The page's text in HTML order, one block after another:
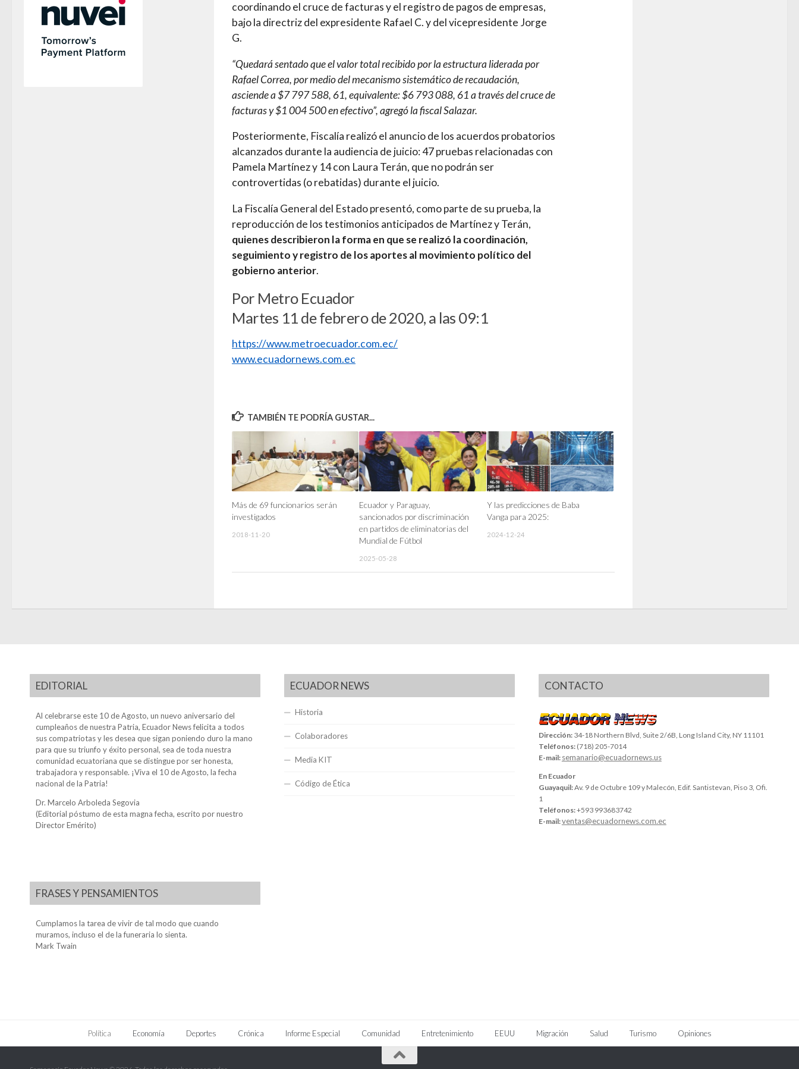
coordinando el cruce de facturas y el registro de pagos de empresas,
bajo la directriz del expresidente Rafael C. y del vicepresidente Jorge
G.
“Quedará sentado que el valor total recibido por la estructura liderada por
Rafael Correa, por medio del mecanismo sistemático de recaudación,
asciende a $7 797 588, 61, equivalente: $6 793 088, 61 a través del cruce de
facturas y $1 004 500 en efectivo”, agregó la fiscal Salazar.
Posteriormente, Fiscalía realizó el anuncio de los acuerdos probatorios
alcanzados durante la audiencia de juicio: 47 pruebas relacionadas con
Pamela Martínez y 14 con Laura Terán, que no podrán ser
controvertidas (o rebatidas) durante el juicio.
La Fiscalía General del Estado presentó, como parte de su prueba, la
reproducción de los testimonios anticipados de Martínez y Terán,
quienes describieron la forma en que se realizó la coordinación,
seguimiento y registro de los aportes al movimiento político del
gobierno anterior.
Por Metro Ecuador
Martes 11 de febrero de 2020, a las 09:1
https://www.metroecuador.com.ec/
www.ecuadornews.com.ec
TAMBIÉN TE PODRÍA GUSTAR...
Más de 69 funcionarios serán
investigados
2018-11-20
Ecuador y Paraguay,
sancionados por discriminación
en partidos de eliminatorias del
Mundial de Fútbol
2025-05-28
Y las predicciones de Baba
Vanga para 2025:
2024-12-24
EDITORIAL
Al celebrarse este 10 de Agosto, un nuevo aniversario del
cumpleaños de nuestra Patria, Ecuador News felicita a todos
sus compatriotas y les desea que sigan poniendo duro la mano
para que su triunfo y éxito personal, sea de toda nuestra
comunidad ecuatoriana que se distingue por ser honesta,
trabajadora y responsable. ¡Viva el 10 de Agosto, la fecha
nacional de la Patria!
Dr. Marcelo Arboleda Segovia
(Editorial póstumo de esta magna fecha, escrito por nuestro
Director Emérito)
FRASES Y PENSAMIENTOS
Cumplamos la tarea de vivir de tal modo que cuando
muramos, incluso el de la funeraria lo sienta.
Mark Twain
ECUADOR NEWS
Historia
Colaboradores
Media KIT
Código de Ética
CONTACTO
Dirección: 34-18 Northern Blvd, Suite 2/6B, Long Island City, NY 11101
Teléfonos: (718) 205-7014
E-mail: semanario@ecuadornews.us
En Ecuador
Guayaquil:Av. 9 de Octubre 109 y Malecón, Edif. Santistevan, Piso 3, Ofi.
1
Teléfonos:+593 993683742
E-mail:ventas@ecuadornews.com.ec
Política Economía Deportes Crónica Informe Especial Comunidad Entretenimiento EEUU Migración Salud Turismo Opiniones